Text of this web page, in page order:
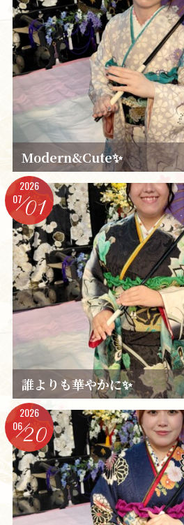
Modern&Cute✨️
2026
0701
誰よりも華やかに✨️
2026
0620